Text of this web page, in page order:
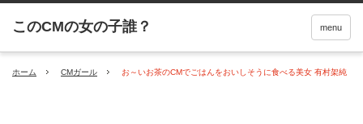
menu
ホーム CMガール お～いお茶のCMでごはんをおいしそうに食べる美女 有村架純